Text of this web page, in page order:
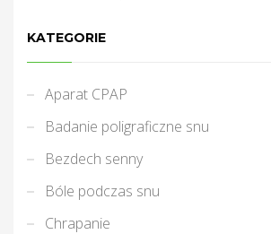
KATEGORIE
Aparat CPAP
Badanie poligraficzne snu
Bezdech senny
Bóle podczas snu
Chrapanie